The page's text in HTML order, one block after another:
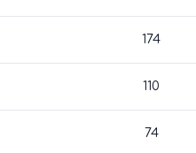
174
110
74